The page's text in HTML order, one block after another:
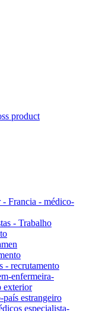
product
Francia - médico-
- Trabalho
- recrutamento
enfermeira-
exterior
estrangeiro
especialista-